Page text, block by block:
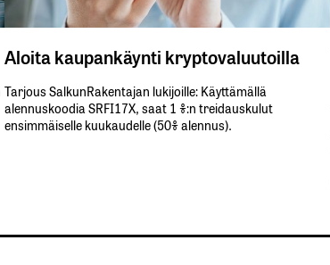
Aloita kaupankäynti kryptovaluutoilla
Tarjous SalkunRakentajan lukijoille: Käyttämällä​ ​
alennuskoodia​ ​SRFI17X,​ ​saat​ ​1 %:n treidauskulut​ ​
ensimmäiselle​ ​kuukaudelle​ ​(50%​ ​alennus).